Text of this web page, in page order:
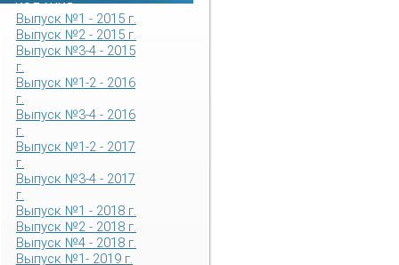
ИЗДАНИЯ
Выпуск №1 - 2015 г.
Выпуск №2 - 2015 г.
Выпуск №3-4 - 2015
г.
Выпуск №1-2 - 2016
г.
Выпуск №3-4 - 2016
г.
Выпуск №1-2 - 2017
г.
Выпуск №3-4 - 2017
г.
Выпуск №1 - 2018 г.
Выпуск №2 - 2018 г.
Выпуск №4 - 2018 г.
Выпуск №1- 2019 г.